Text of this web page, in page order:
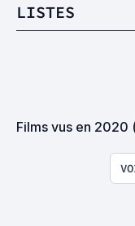
LISTES
Films vus en 2020